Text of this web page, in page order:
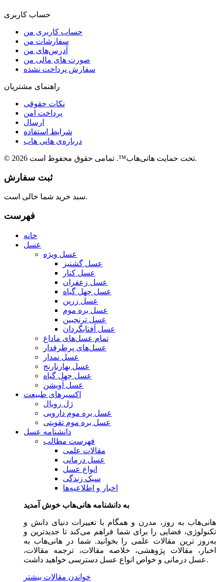
حساب کاربری
حساب کاربری من
سفارشات من
آدرس‌های من
صورت های مالی من
سفارش پرداخت نشده
راهنمای مشتریان
نکات حقوقی
پرداخت امن
ارسال
شرایط استفاده
درباره‌ی هانی هاب
© 2026 تحت حمایت هانی‌هاب™. تمامی حقوق محفوظ است.
ثبت سفارش
سبد خرید شما خالی است.
فهرست
خانه
عسل
عسل ویژه
عسل گشنیز
عسل کنار
عسل زعفران
عسل چهل گیاه
عسل زرین
عسل بره موم
عسل ترنجبین
عسل آفتابگردان
تمام عسل‌های ماداغ
عسل‌های پرطرفدار
عسل نمدار
عسل بهارنارنج
عسل چهل گیاه
عسل آویشن
اکسیرهای طبیعت
ژل رویال
عسل بره موم دارویی
عسل بره موم تقویتی
دانشنامه عسل
فهرست مطالب
مقالات علمی
عسل درمانی
انواع عسل
سبک زندگی
اخبار و اطلاعیه‌ها
به دانشنامه هانی‌هاب خوش آمدید
هانی‌هاب به روز، مدرن و همگام با تغییرات دنیای دانش و
تکنولوژی، فضایی را برای شما فراهم می‌کند تا جدیدترین و
به‌روز ترین مقالات علمی را بخوانید. شما در هانی‌هاب به
اخبار، مقالات پژوهشی، خلاصه مقالات، ترجمه مقالات،
عسل درمانی و خواص انواع عسل دسترسی خواهید داشت.
خواندن مقالات بیشتر